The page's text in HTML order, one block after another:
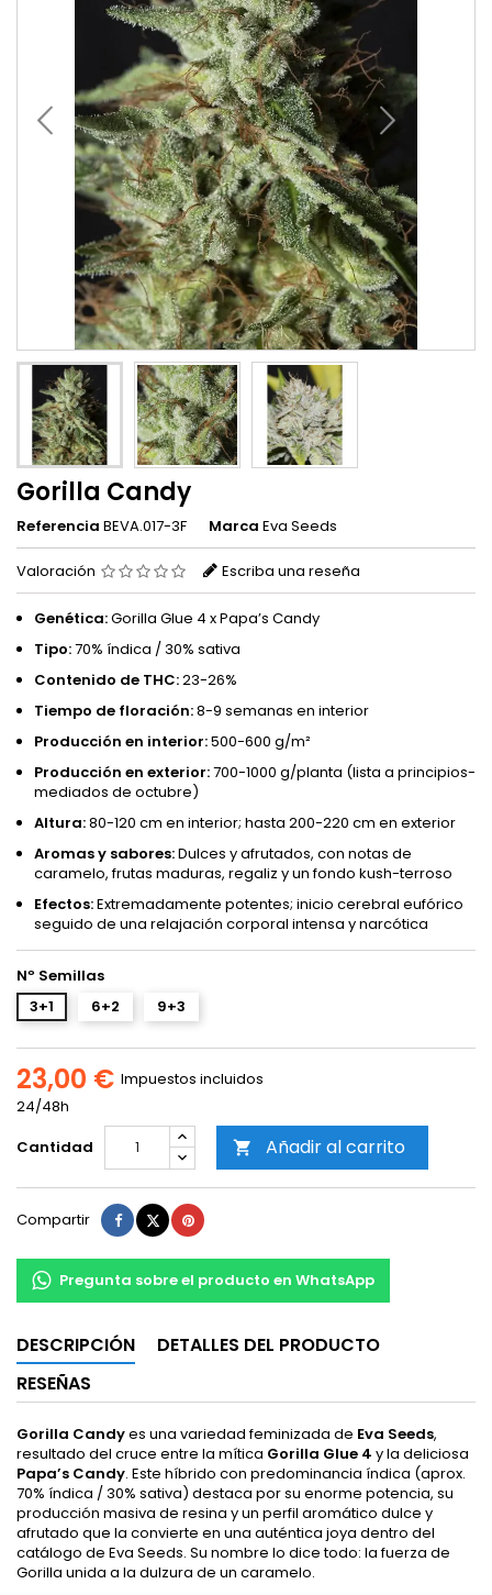
Gorilla Candy
Referencia BEVA.017-3F Marca Eva Seeds
Valoración Escriba una reseña
Genética:Gorilla Glue 4 x Papa’s Candy
Tipo:70% índica / 30% sativa
Contenido de THC:23-26%
Tiempo de floración:8-9 semanas en interior
Producción en interior:500-600 g/m²
Producción en exterior:700-1000 g/planta (lista a principios-
mediados de octubre)
Altura:80-120 cm en interior; hasta 200-220 cm en exterior
Aromas y sabores:Dulces y afrutados, con notas de
caramelo, frutas maduras, regaliz y un fondo kush-terroso
Efectos:Extremadamente potentes; inicio cerebral eufórico
seguido de una relajación corporal intensa y narcótica
Nº Semillas
3+1
6+2 9+3
23,00 € Impuestos incluidos
24/48h
Cantidad
 Añadir al carrito
Compartir Compartir
TuitearPinterest
Pregunta sobre el producto en WhatsApp
DESCRIPCIÓN
DETALLES DEL PRODUCTO
RESEÑAS
Gorilla Candyes una variedad feminizada de Eva Seeds,
resultado del cruce entre la mítica Gorilla Glue 4 y la deliciosa
Papa’s Candy. Este híbrido con predominancia índica (aprox.
70% índica / 30% sativa) destaca por su enorme potencia, su
producción masiva de resina y un perfil aromático dulce y
afrutado que la convierte en una auténtica joya dentro del
catálogo de Eva Seeds. Su nombre lo dice todo: la fuerza de
Gorilla unida a la dulzura de un caramelo.